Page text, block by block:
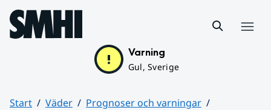
Hoppa till sidans innehåll
Varning
Gul, Sverige
Start Väder
Prognoser och varningar